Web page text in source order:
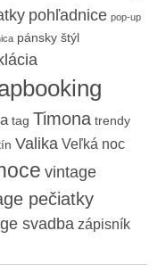
pohľadnice pop-up
pánsky štýl
tag Timona trendy
Valika Veľká noc
vintage
pečiatky
svadba zápisník